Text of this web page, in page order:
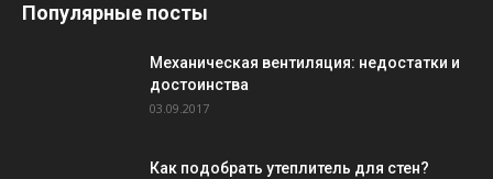
Популярные посты
Механическая вентиляция: недостатки и
достоинства
03.09.2017
Как подобрать утеплитель для стен?